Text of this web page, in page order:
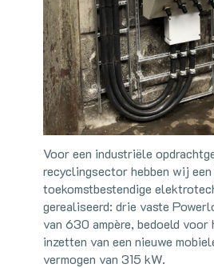
Voor een industriële
recyclingsector hebben wij
toekomstbestendige
gerealiseerd: drie vaste
van 630 ampère, bedoeld
inzetten van een nieuwe
vermogen van 315 kW.